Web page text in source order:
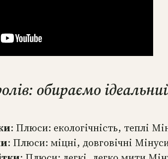
обираємо
: Плюси: екологічність, теплі
: Плюси: міцні, довговічні